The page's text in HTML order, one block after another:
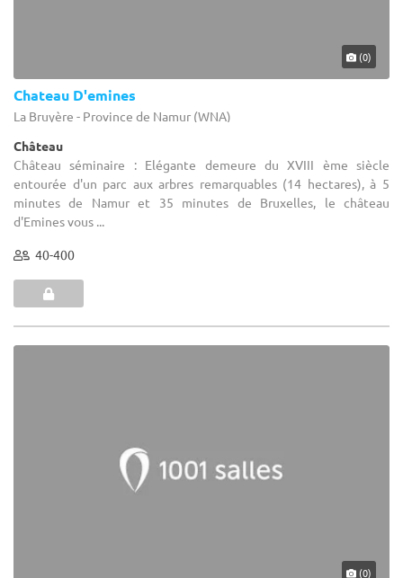
(0)
Chateau D'emines
La Bruyère - Province de Namur (WNA)
Château
Château séminaire : Elégante demeure du XVIII ème siècle
entourée d'un parc aux arbres remarquables (14 hectares), à 5
minutes de Namur et 35 minutes de Bruxelles, le château
d'Emines vous ...
40-400
(0)